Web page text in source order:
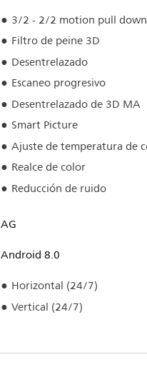
3/2 - 2/2 motion pull down
Filtro de peine 3D
Desentrelazado
Escaneo progresivo
Desentrelazado de 3D MA
Smart Picture
Ajuste de temperatura de
Realce de color
Reducción de ruido
AG
Android 8.0
Horizontal (24/7)
Vertical (24/7)